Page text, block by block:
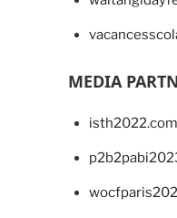
MEDIA
isth2022.com